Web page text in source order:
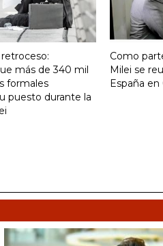
más de 340 mil
formales
puesto durante la
Como
Milei se
España en